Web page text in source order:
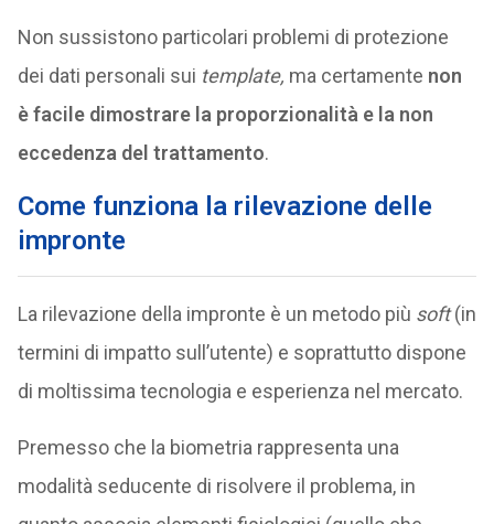
Non sussistono particolari problemi di protezione
dei dati personali sui template, ma certamente non
è facile dimostrare la proporzionalità e la non
eccedenza del trattamento.
Come funziona la rilevazione delle
impronte
La rilevazione della impronte è un metodo più soft(in
termini di impatto sull’utente) e soprattutto dispone
di moltissima tecnologia e esperienza nel mercato.
Premesso che la biometria rappresenta una
modalità seducente di risolvere il problema, in